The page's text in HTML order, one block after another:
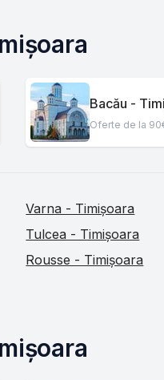
Bacău -
Oferte de la
Varna - Timișoara
Tulcea - Timișoara
Rousse - Timișoara